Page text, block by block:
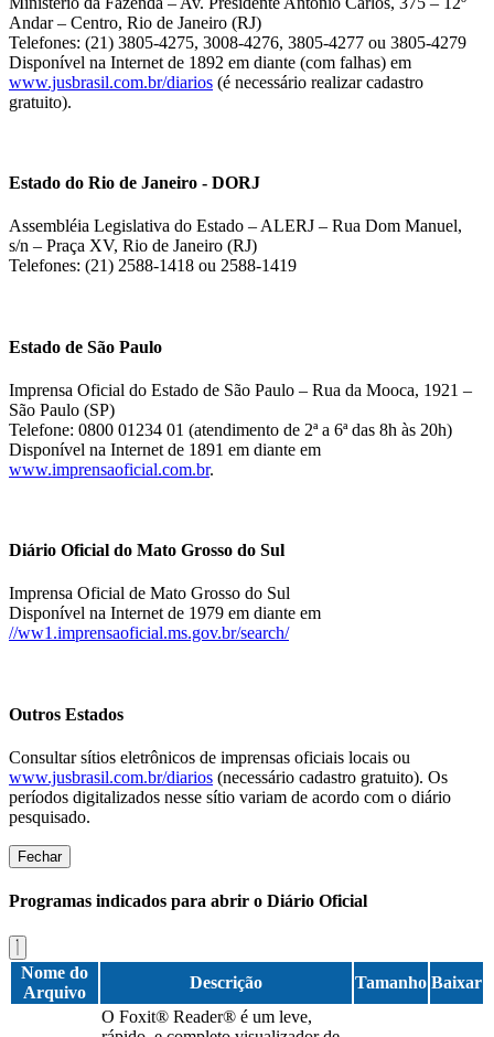
Andar – Centro, Rio de Janeiro (RJ)
Telefones: (21) 3805-4275, 3008-4276, 3805-4277 ou 3805-4279
Disponível na Internet de 1892 em diante (com falhas) em
www.jusbrasil.com.br/diarios (é necessário realizar cadastro
gratuito).
Estado do Rio de Janeiro - DORJ
Assembléia Legislativa do Estado – ALERJ – Rua Dom Manuel,
s/n – Praça XV, Rio de Janeiro (RJ)
Telefones: (21) 2588-1418 ou 2588-1419
Estado de São Paulo
Imprensa Oficial do Estado de São Paulo – Rua da Mooca, 1921 –
São Paulo (SP)
Telefone: 0800 01234 01 (atendimento de 2ª a 6ª das 8h às 20h)
Disponível na Internet de 1891 em diante em
www.imprensaoficial.com.br.
Diário Oficial do Mato Grosso do Sul
Imprensa Oficial de Mato Grosso do Sul
Disponível na Internet de 1979 em diante em
//ww1.imprensaoficial.ms.gov.br/search/
Outros Estados
Consultar sítios eletrônicos de imprensas oficiais locais ou
www.jusbrasil.com.br/diarios (necessário cadastro gratuito). Os
períodos digitalizados nesse sítio variam de acordo com o diário
pesquisado.
Fechar
Programas indicados para abrir o Diário Oficial
Nome do
Arquivo
Descrição Tamanho Baixar
O Foxit® Reader® é um leve,